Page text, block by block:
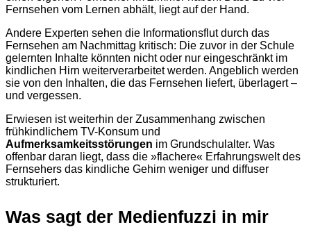
Fernsehen vom Lernen abhält, liegt auf der Hand.
Andere Experten sehen die Informationsflut durch das
Fernsehen am Nachmittag kritisch: Die zuvor in der Schule
gelernten Inhalte könnten nicht oder nur eingeschränkt im
kindlichen Hirn weiterverarbeitet werden. Angeblich werden
sie von den Inhalten, die das Fernsehen liefert, überlagert –
und vergessen.
Erwiesen ist weiterhin der Zusammenhang zwischen
frühkindlichem TV-Konsum und
Aufmerksamkeitsstörungen im Grundschulalter. Was
offenbar daran liegt, dass die »flachere« Erfahrungswelt des
Fernsehers das kindliche Gehirn weniger und diffuser
strukturiert.
Was sagt der Medienfuzzi in mir